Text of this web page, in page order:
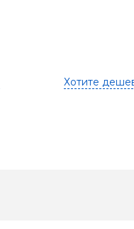
Хотите